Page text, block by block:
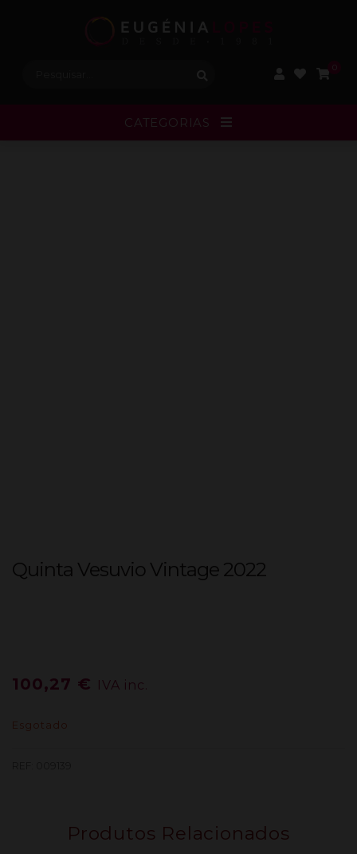
CATEGORIAS
Quinta Vesuvio Vintage 2022
100,27 € IVA inc.
Esgotado
Produtos Relacionados